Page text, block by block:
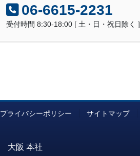
06-6615-2231
受付時間 8:30-18:00 [ 土・日・祝日除く ]
プライバシーポリシー サイトマップ
大阪 本社